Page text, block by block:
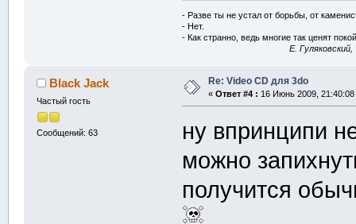
- Разве ты не устал от борьбы, от
- Нет.
- Как странно, ведь многие так ценят
E.
Black Jack
Частый гость
Сообщений: 63
Re: Video CD для 3do
« Ответ #4 : 16 Июнь 2009, 21:40:08
ну впринципи
можно
получится